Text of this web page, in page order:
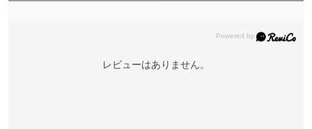
レビューはありません。